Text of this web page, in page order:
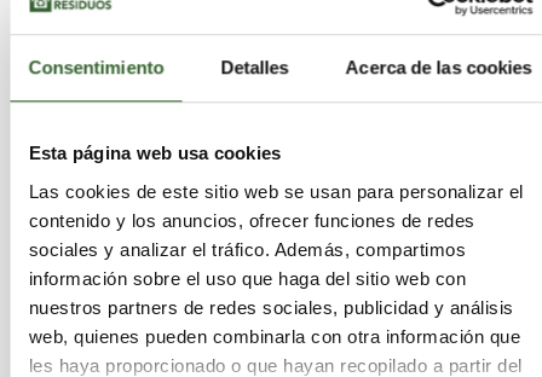
Consentimiento Detalles Acerca de las cookies
Esta página web usa cookies
Las cookies de este sitio web se usan para personalizar el
contenido y los anuncios, ofrecer funciones de redes
sociales y analizar el tráfico. Además, compartimos
información sobre el uso que haga del sitio web con
nuestros partners de redes sociales, publicidad y análisis
web, quienes pueden combinarla con otra información que
les haya proporcionado o que hayan recopilado a partir del
gestión o cuando no se cumplan los
objetivos de gestión fijados en la
normativa vigente.
21, y otros artículos como el 25, el 32, el 49, la
disposición transitoria cuarta y el Anexo X. Según
explica el Gobierno, estas modificaciones servirán
disminuir cargas administrativas relacionadas con
los traslados de residuos y con la obtención de las
autorizaciones de los sistemas colectivos de
responsabilidad ampliada del productor.